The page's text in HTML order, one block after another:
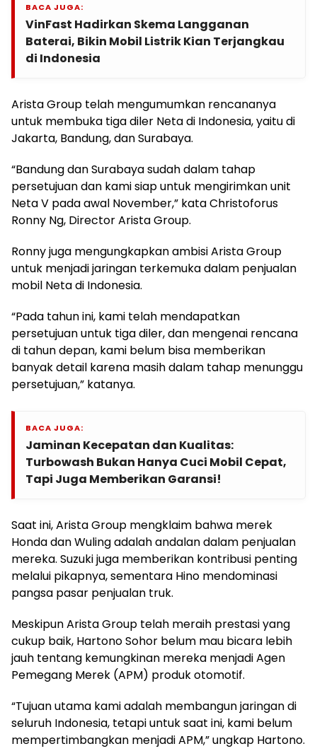
BACA JUGA:
VinFast Hadirkan Skema Langganan
Baterai, Bikin Mobil Listrik Kian Terjangkau
di Indonesia
Arista Group telah mengumumkan rencananya
untuk membuka tiga diler Neta di Indonesia, yaitu di
Jakarta, Bandung, dan Surabaya.
“Bandung dan Surabaya sudah dalam tahap
persetujuan dan kami siap untuk mengirimkan unit
Neta V pada awal November,” kata Christoforus
Ronny Ng, Director Arista Group.
Ronny juga mengungkapkan ambisi Arista Group
untuk menjadi jaringan terkemuka dalam penjualan
mobil Neta di Indonesia.
“Pada tahun ini, kami telah mendapatkan
persetujuan untuk tiga diler, dan mengenai rencana
di tahun depan, kami belum bisa memberikan
banyak detail karena masih dalam tahap menunggu
persetujuan,” katanya.
BACA JUGA:
Jaminan Kecepatan dan Kualitas:
Turbowash Bukan Hanya Cuci Mobil Cepat,
Tapi Juga Memberikan Garansi!
Saat ini, Arista Group mengklaim bahwa merek
Honda dan Wuling adalah andalan dalam penjualan
mereka. Suzuki juga memberikan kontribusi penting
melalui pikapnya, sementara Hino mendominasi
pangsa pasar penjualan truk.
Meskipun Arista Group telah meraih prestasi yang
cukup baik, Hartono Sohor belum mau bicara lebih
jauh tentang kemungkinan mereka menjadi Agen
Pemegang Merek (APM) produk otomotif.
“Tujuan utama kami adalah membangun jaringan di
seluruh Indonesia, tetapi untuk saat ini, kami belum
mempertimbangkan menjadi APM,” ungkap Hartono.